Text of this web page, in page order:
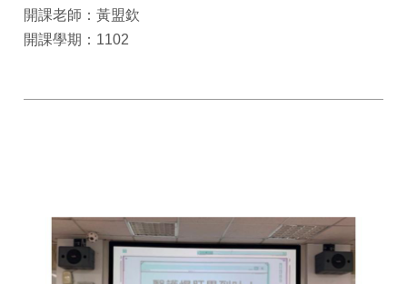
開課老師：黃盟欽
開課學期：1102